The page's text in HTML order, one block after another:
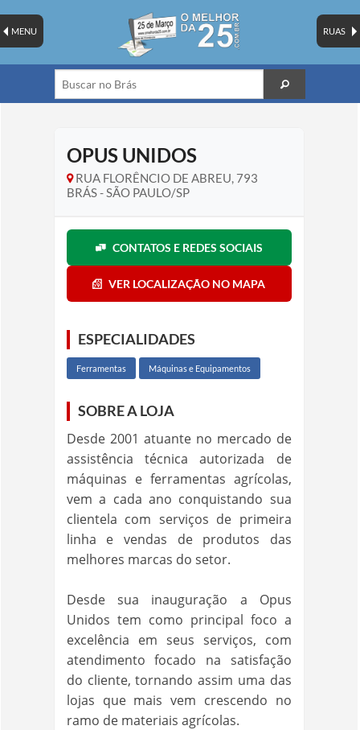
RUAS
MENU
OPUS UNIDOS
RUA FLORÊNCIO DE ABREU, 793
BRÁS - SÃO PAULO/SP
CONTATOS E REDES SOCIAIS
VER LOCALIZAÇÃO NO MAPA
ESPECIALIDADES
Ferramentas Máquinas e Equipamentos
SOBRE A LOJA
Desde 2001 atuante no mercado de
assistência técnica autorizada de
máquinas e ferramentas agrícolas,
vem a cada ano conquistando sua
clientela com serviços de primeira
linha e vendas de produtos das
melhores marcas do setor.
Desde sua inauguração a Opus
Unidos tem como principal foco a
excelência em seus serviços, com
atendimento focado na satisfação
do cliente, tornando assim uma das
lojas que mais vem crescendo no
ramo de materiais agrícolas.